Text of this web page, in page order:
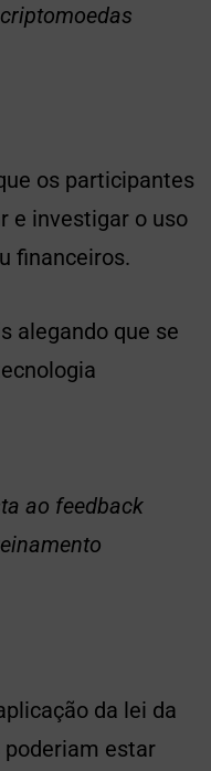
os participantes
e investigar o uso
financeiros.
alegando que se
ao feedback
da lei da
poderiam estar